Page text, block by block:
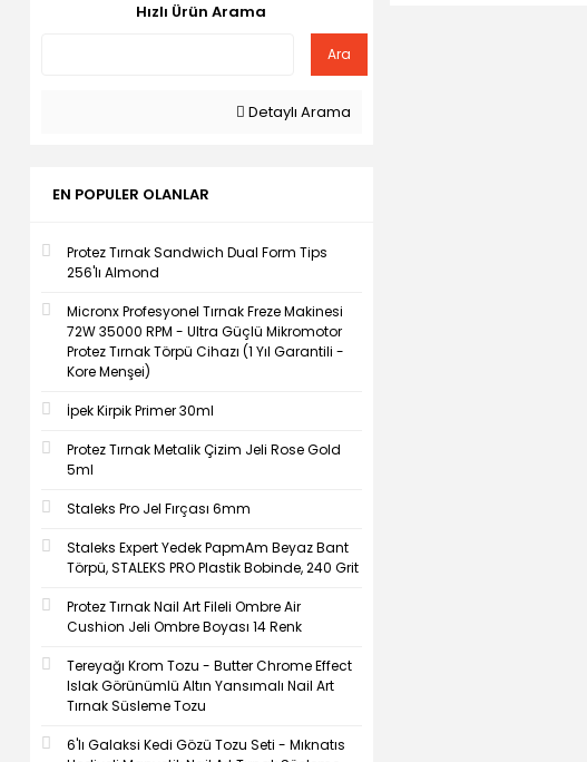
Hızlı Ürün Arama
Ara
Detaylı Arama
EN POPULER OLANLAR
Protez Tırnak Sandwich Dual Form Tips
256'lı Almond
Micronx Profesyonel Tırnak Freze Makinesi
72W 35000 RPM - Ultra Güçlü Mikromotor
Protez Tırnak Törpü Cihazı (1 Yıl Garantili -
Kore Menşei)
İpek Kirpik Primer 30ml
Protez Tırnak Metalik Çizim Jeli Rose Gold
5ml
Staleks Pro Jel Fırçası 6mm
Staleks Expert Yedek PapmAm Beyaz Bant
Törpü, STALEKS PRO Plastik Bobinde, 240 Grit
Protez Tırnak Nail Art Fileli Ombre Air
Cushion Jeli Ombre Boyası 14 Renk
Tereyağı Krom Tozu - Butter Chrome Effect
Islak Görünümlü Altın Yansımalı Nail Art
Tırnak Süsleme Tozu
6'lı Galaksi Kedi Gözü Tozu Seti - Mıknatıs